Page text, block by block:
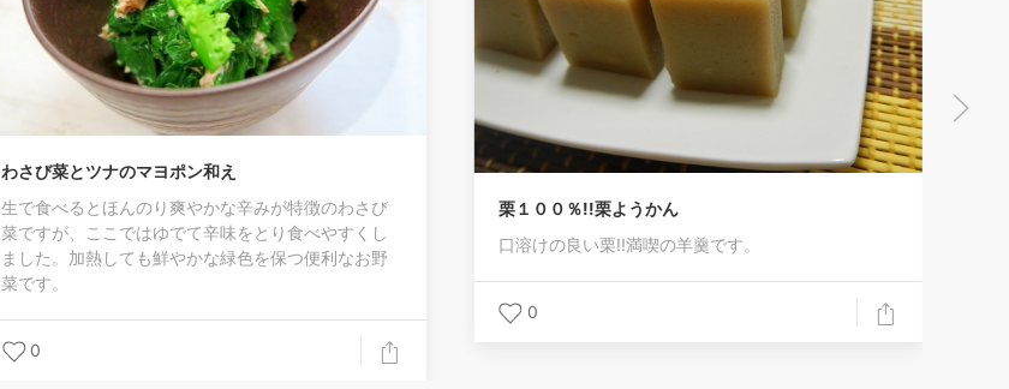
わさび菜とツナのマヨポン和え
生で食べるとほんのり爽やかな辛みが特徴のわさび
菜ですが、ここではゆでて辛味をとり食べやすくし
ました。加熱しても鮮やかな緑色を保つ便利なお野
菜です。
0
栗１００％!!栗ようかん
口溶けの良い栗!!満喫の羊羹です。
0